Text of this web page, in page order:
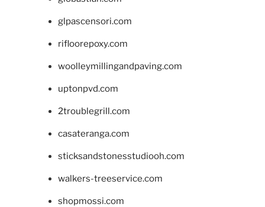
glpascensori.com
rifloorepoxy.com
woolleymillingandpaving.com
uptonpvd.com
2troublegrill.com
casateranga.com
sticksandstonesstudiooh.com
walkers-treeservice.com
shopmossi.com